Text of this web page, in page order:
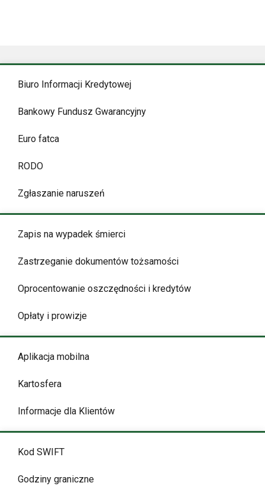
Biuro Informacji Kredytowej
Bankowy Fundusz Gwarancyjny
Euro fatca
RODO
Zgłaszanie naruszeń
Zapis na wypadek śmierci
Zastrzeganie dokumentów tożsamości
Oprocentowanie oszczędności i kredytów
Opłaty i prowizje
Aplikacja mobilna
Kartosfera
Informacje dla Klientów
Kod SWIFT
Godziny graniczne